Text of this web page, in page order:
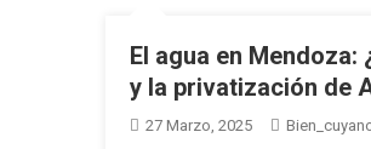
El agua en
y la privatización de
27 Marzo, 2025